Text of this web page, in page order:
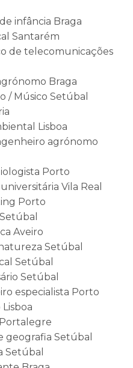
infância Braga
Santarém
de telecomunicações
Braga
/ Músico Setúbal
Lisboa
agrónomo
Porto
Vila Real
Porto
Aveiro
Setúbal
Setúbal
Setúbal
especialista Porto
geografia Setúbal
Setúbal